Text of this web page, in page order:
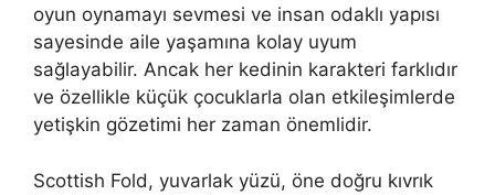
oyun oynamayı sevmesi ve insan odaklı yapısı
sayesinde aile yaşamına kolay uyum
sağlayabilir. Ancak her kedinin karakteri farklıdır
ve özellikle küçük çocuklarla olan etkileşimlerde
yetişkin gözetimi her zaman önemlidir.
Scottish Fold, yuvarlak yüzü, öne doğru kıvrık